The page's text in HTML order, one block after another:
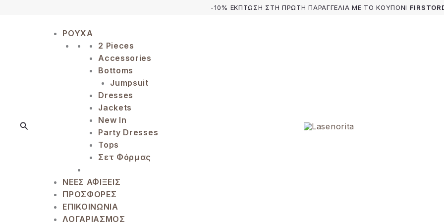
-10% ΕΚΠΤΩΣΗ ΣΤΗ ΠΡΩΤΗ ΠΑΡΑΓΓΕΛΙΑ ΜΕ ΤΟ ΚΟΥΠΟΝΙ
Αναζήτηση
ΡΟΥΧΑ
2 Pieces
Accessories
Bottoms
Jumpsuit
Dresses
Jackets
New In
Party Dresses
Tops
Σετ Φόρμας
ΝΕΕΣ ΑΦΙΞΕΙΣ
ΠΡΟΣΦΟΡΕΣ
ΕΠΙΚΟΙΝΩΝΙΑ
ΛΟΓΑΡΙΑΣΜΟΣ